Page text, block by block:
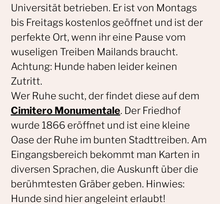
Universität betrieben. Er ist von Montags
bis Freitags kostenlos geöffnet und ist der
perfekte Ort, wenn ihr eine Pause vom
wuseligen Treiben Mailands braucht.
Achtung: Hunde haben leider keinen
Zutritt.
Wer Ruhe sucht, der findet diese auf dem
Cimitero Monumentale. Der Friedhof
wurde 1866 eröffnet und ist eine kleine
Oase der Ruhe im bunten Stadttreiben. Am
Eingangsbereich bekommt man Karten in
diversen Sprachen, die Auskunft über die
berühmtesten Gräber geben. Hinwies:
Hunde sind hier angeleint erlaubt!